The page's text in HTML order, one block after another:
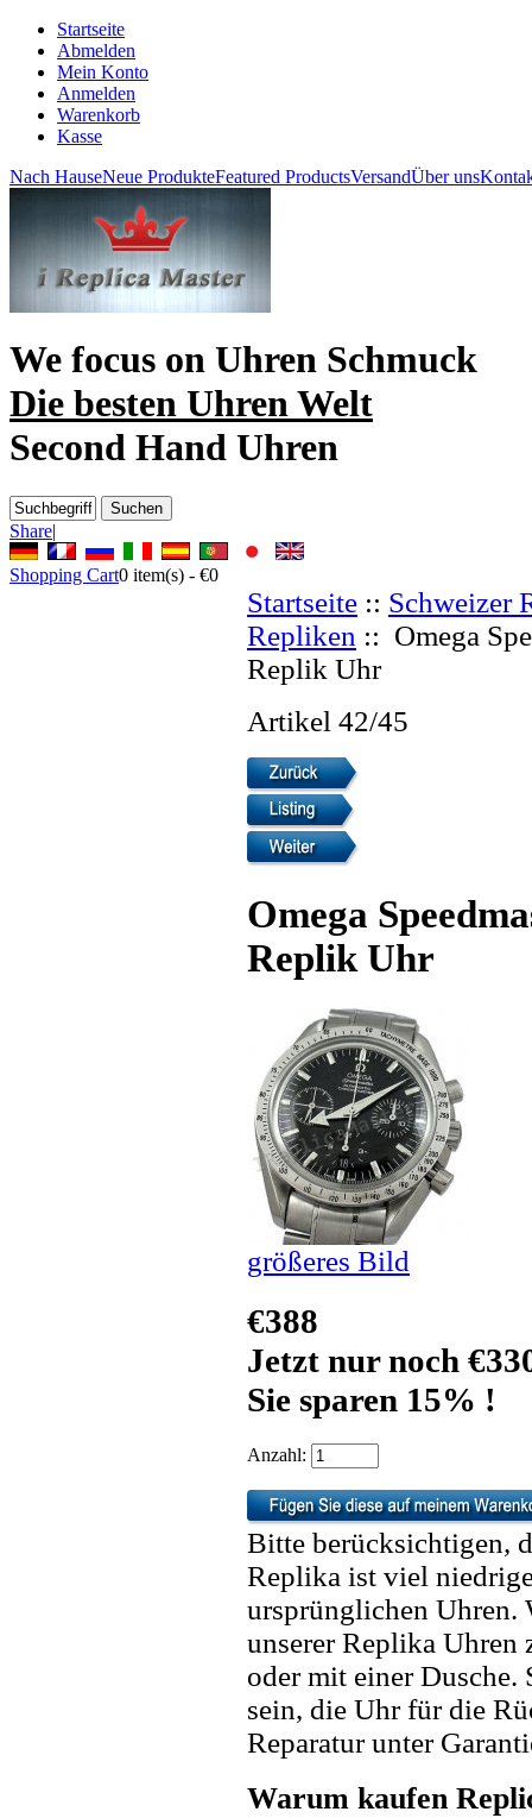
Startseite
Abmelden
Mein Konto
Anmelden
Warenkorb
Kasse
Nach HauseNeue ProdukteFeatured ProductsVersandÜber uns
We focus on Uhren Schmuck
Die besten Uhren Welt
Second Hand Uhren
Share|
Shopping Cart0 item(s) - €0
Startseite :: Schweizer
Repliken :: Omega
Replik Uhr
Artikel 42/45
Omega
Replik Uhr
größeres Bild
€388
Jetzt nur noch
Sie sparen 15% !
Anzahl:
Bitte berücksichtigen,
Replika ist viel
ursprünglichen Uhren.
unserer Replika Uhren
oder mit einer
sein, die Uhr für die
Reparatur unter
Warum kaufen